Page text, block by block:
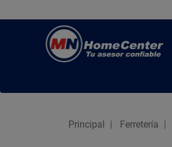
Center
Principal Ferretería